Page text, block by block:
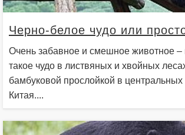
Черно-белое чудо или
Очень забавное и смешное животное
такое чудо в листвяных и хвойных
бамбуковой прослойкой в центральных
Китая....